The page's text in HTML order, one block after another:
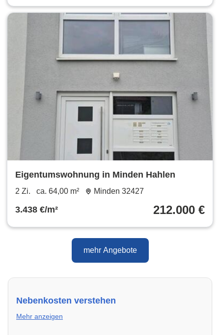
Eigentumswohnung in Minden Hahlen
2 Zi. ca. 64,00 m² Minden 32427
3.438 €/m² 212.000 €
mehr Angebote
Nebenkosten verstehen
Mehr anzeigen